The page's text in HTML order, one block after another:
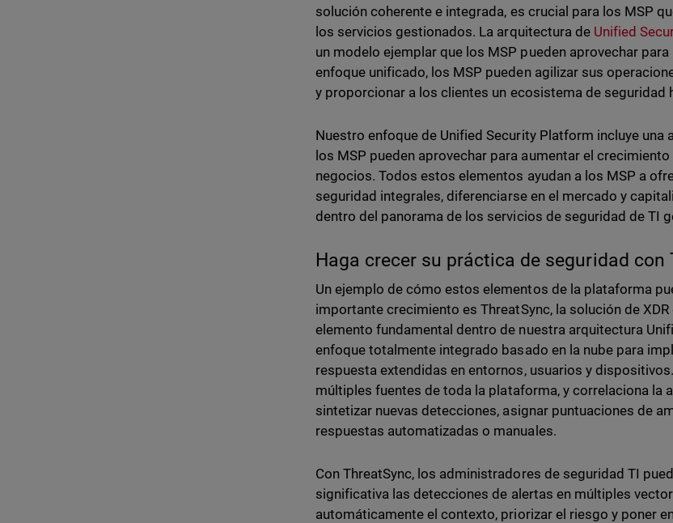
solución coherente e integrada, es crucial para los MSP
los servicios gestionados. La arquitectura de Unified
un modelo ejemplar que los MSP pueden aprovechar
enfoque unificado, los MSP pueden agilizar sus
y proporcionar a los clientes un ecosistema de seguridad
Nuestro enfoque de Unified Security Platform incluye una
los MSP pueden aprovechar para aumentar el
negocios. Todos estos elementos ayudan a los MSP a
seguridad integrales, diferenciarse en el mercado y
dentro del panorama de los servicios de seguridad de TI
Haga crecer su práctica de seguridad con
Un ejemplo de cómo estos elementos de la plataforma
importante crecimiento es ThreatSync, la solución de XDR
elemento fundamental dentro de nuestra arquitectura
enfoque totalmente integrado basado en la nube para
respuesta extendidas en entornos, usuarios y
múltiples fuentes de toda la plataforma, y correlaciona la
sintetizar nuevas detecciones, asignar puntuaciones de
respuestas automatizadas o manuales.
Con ThreatSync, los administradores de seguridad TI
significativa las detecciones de alertas en múltiples
automáticamente el contexto, priorizar el riesgo y poner